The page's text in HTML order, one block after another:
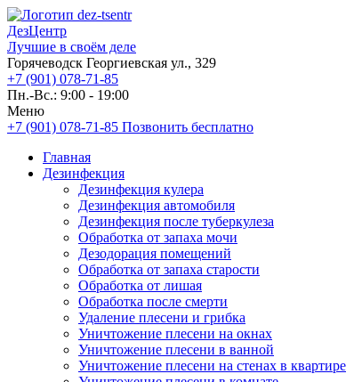
ДезЦентр
Лучшие в своём деле
Горячеводск Георгиевская ул., 329
+7 (901) 078-71-85
Пн.-Вс.: 9:00 - 19:00
Меню
+7 (901) 078-71-85 Позвонить бесплатно
Главная
Дезинфекция
Дезинфекция кулера
Дезинфекция автомобиля
Дезинфекция после туберкулеза
Обработка от запаха мочи
Дезодорация помещений
Обработка от запаха старости
Обработка от лишая
Обработка после смерти
Удаление плесени и грибка
Уничтожение плесени на окнах
Уничтожение плесени в ванной
Уничтожение плесени на стенах в квартире